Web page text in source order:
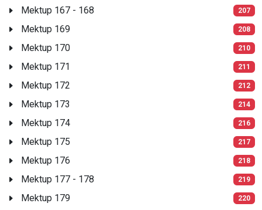
Mektup 167 - 168 207
Mektup 169 208
Mektup 170 210
Mektup 171 211
Mektup 172 212
Mektup 173 214
Mektup 174 216
Mektup 175 217
Mektup 176 218
Mektup 177 - 178 219
Mektup 179 220